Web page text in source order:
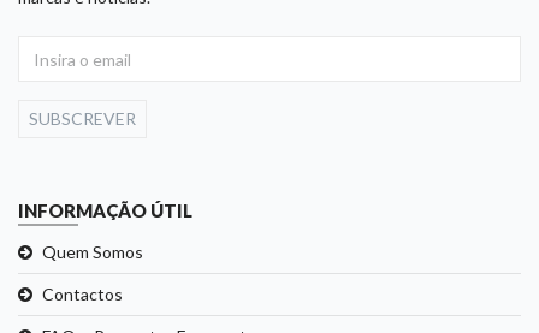
SUBSCREVER
INFORMAÇÃO ÚTIL
Quem Somos
Contactos